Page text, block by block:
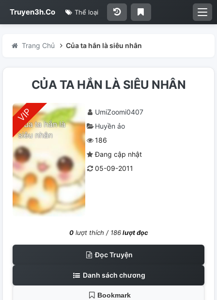
Truyen3h.Co Thể loại
Trang Chủ Của ta hắn là siêu nhân
CỦA TA HẮN LÀ SIÊU NHÂN
UmiZoomi0407
Huyền ảo
186
Đang cập nhật
05-09-2011
0lượt thích / 186lượt đọc
Đọc Truyện
Danh sách chương
Bookmark